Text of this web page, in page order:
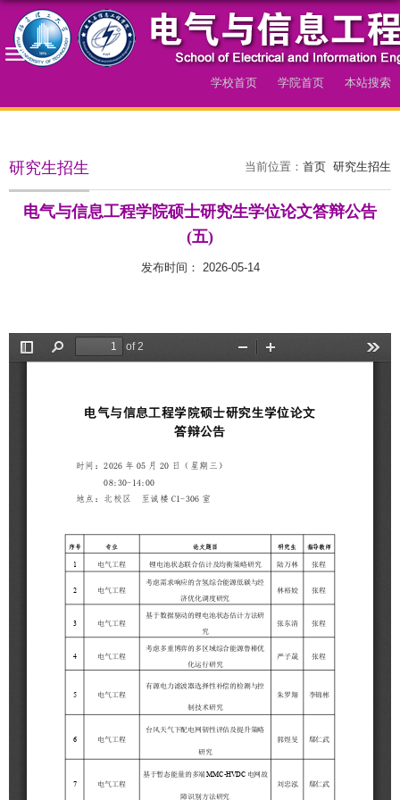
学校首页 学院首页 本站搜索
当前位置： 首页 研究生招生
研究生招生
电气与信息工程学院硕士研究生学位论文答辩公告
(五)
发布时间： 2026-05-14